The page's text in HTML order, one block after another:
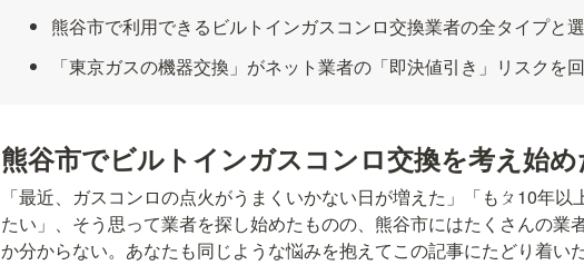
熊谷市で利用できるビルトインガスコンロ交換業者の全タイプと
「東京ガスの機器交換」がネット業者の「即決値引き」リスクを
熊谷市でビルトインガスコンロ交換を考え始
「最近、ガスコンロの点火がうまくいかない日が増えた」「もㄆ10年
たい」、そう思って業者を探し始めたものの、熊谷市にはたくさんの業
か分からない。あなたも同じような悩みを抱えてこの記事にたどり着い